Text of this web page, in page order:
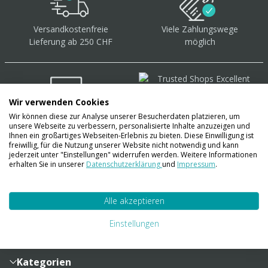
Versandkostenfreie
Lieferung ab 250 CHF
Viele Zahlungswege
möglich
Über 40.000 Artikel auf
Lager
Sendungsverfolgung
Zahlung und Versand
Lieferinformationen
Kategorien
Wir verwenden Cookies
Wir können diese zur Analyse unserer Besucherdaten platzieren, um
unsere Webseite zu verbessern, personalisierte Inhalte anzuzeigen und
Ihnen ein großartiges Webseiten-Erlebnis zu bieten. Diese Einwilligung ist
freiwillig, für die Nutzung unserer Website nicht notwendig und kann
jederzeit unter "Einstellungen" widerrufen werden. Weitere Informationen
erhalten Sie in unserer Datenschutzerklärungund Impressum.
Alle akzeptieren
Einstellungen